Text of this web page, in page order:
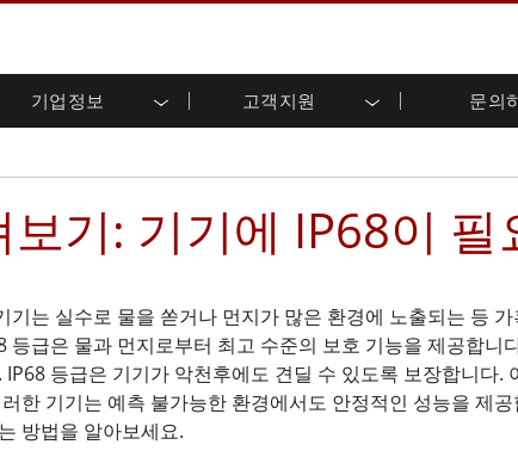
기업정보 고객지원 문의
실외 디스플레이
IP67
후면 마운트
랙 마운트
바 유형 디스플레
이
OSD 박스
HMI(P-CAP 터치)
산업용 패널 PC(저항막 터치)
스테인리스 시리즈
ATEX 등급
바 타입 패널 PC
엣지 AI 패널 PC
헬스케어 등급
식품 및 위생 산업
퓨팅 창고 및 물류
시스템 헬스케어
헤비 듀티
VR 엑스포
기: 기기에 IP68이 필
는 실수로 물을 쏟거나 먼지가 많은 환경에 노출되는 등
급은 물과 먼지로부터 최고 수준의 보호 기능을 제공합니
등급은 기기가 악천후에도 견딜 수 있도록 보장합니다.
한 기기는 예측 불가능한 환경에서도 안정적인 성능을 제
방법을 알아보세요.